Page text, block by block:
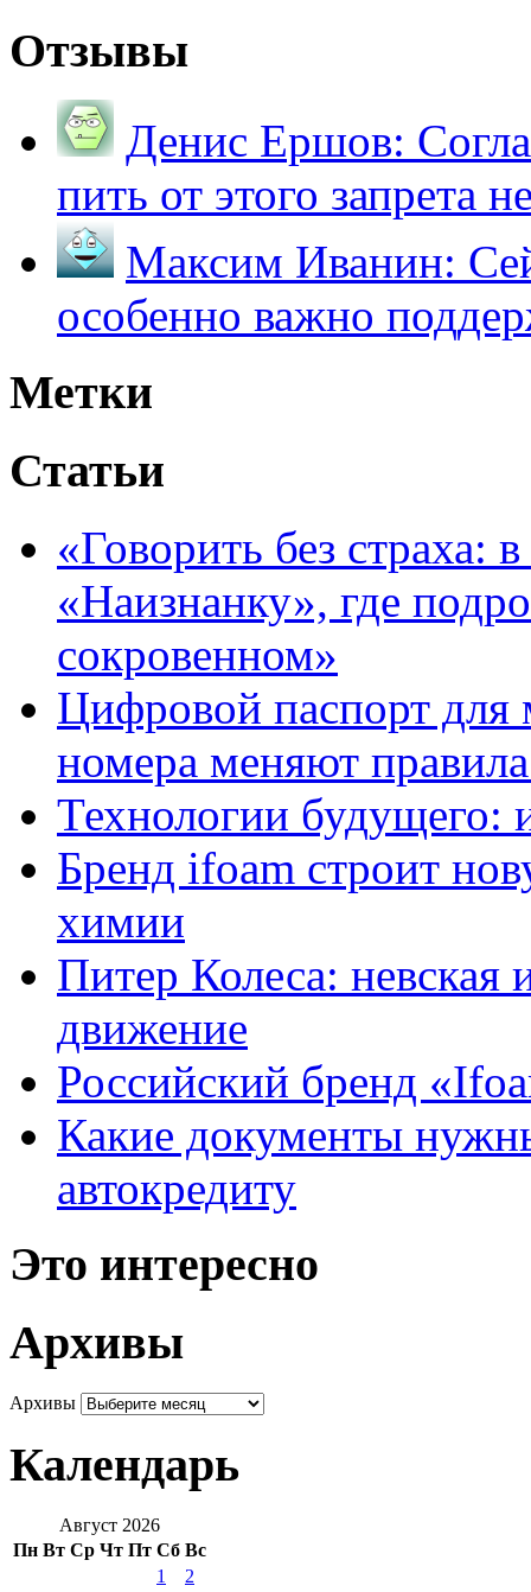
Отзывы
Денис Ершов:
пить от этого запрета
Максим Иванин:
особенно важно
Метки
Статьи
«Говорить без страха:
«Наизнанку», где
сокровенном»
Цифровой паспорт для
номера меняют
Технологии будущего:
Бренд ifoam строит
химии
Питер Колеса: невская
движение
Российский бренд
Какие документы
автокредиту
Это интересно
Архивы
Архивы
Календарь
Август 2026
Пн Вт Ср Чт Пт Сб Вс
1
2